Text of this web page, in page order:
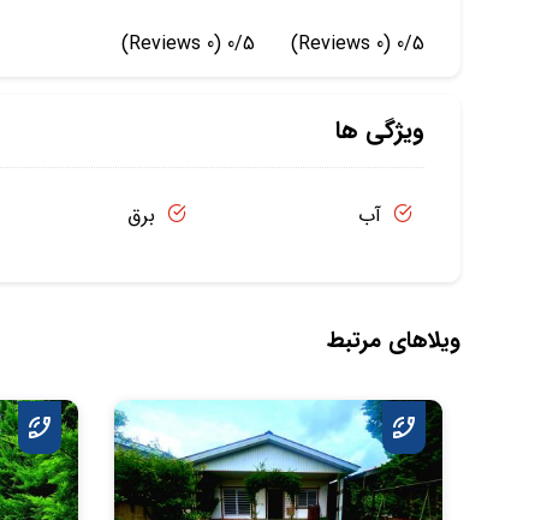
0/5
(0 Reviews)
0/5
(0 Reviews)
ویژگی ها
آب برق
ویلاهای مرتبط